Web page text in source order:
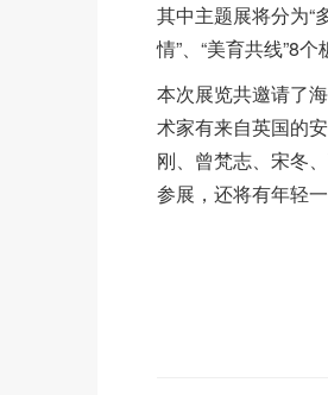
其中主题展将分为“
情”、“美育共线”8
本次展览共邀请了
术家有来自英国的
刚、曾梵志、宋冬
参展，还将有年轻